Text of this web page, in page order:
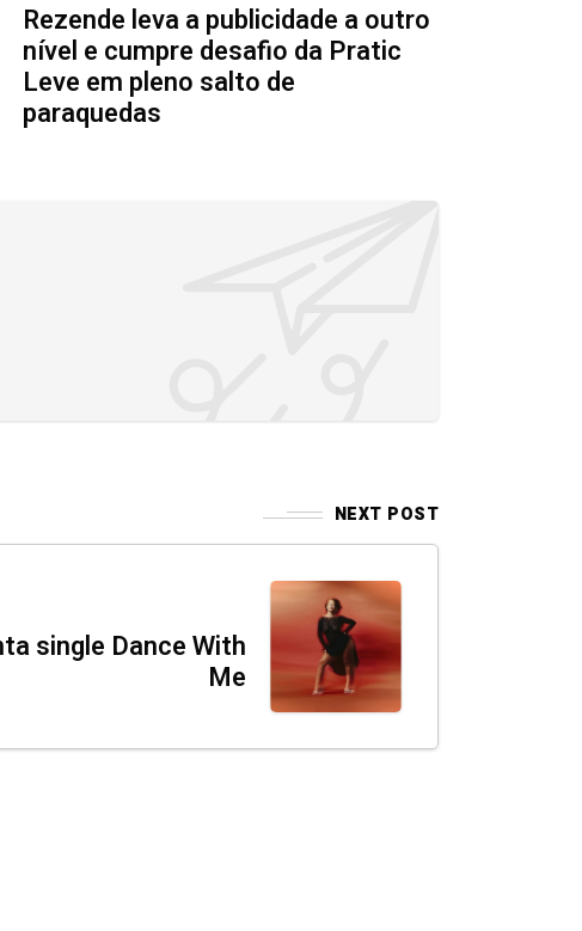
Rezende leva a publicidade a outro
nível e cumpre desafio da Pratic
Leve em pleno salto de
paraquedas
NEXT POST
single Dance With
Me